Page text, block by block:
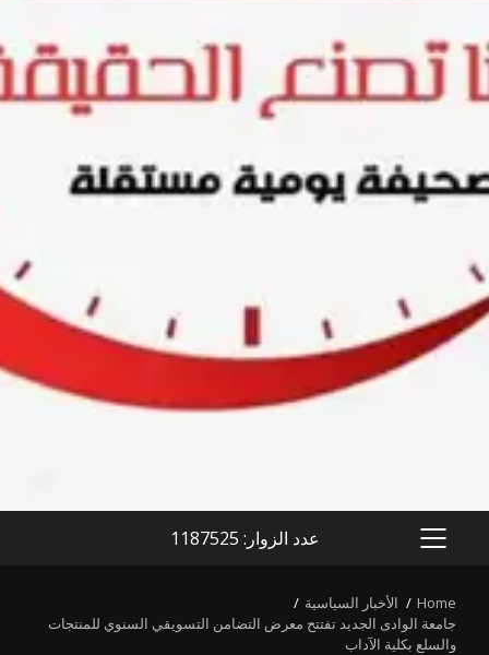
PRIMARY
عدد الزوار: 1187525
Home
الأخبار السياسية
جامعة الوادى الجديد تفتتح معرض التضامن التسويقي السنوي للمنتجات
والسلع بكلية الآداب